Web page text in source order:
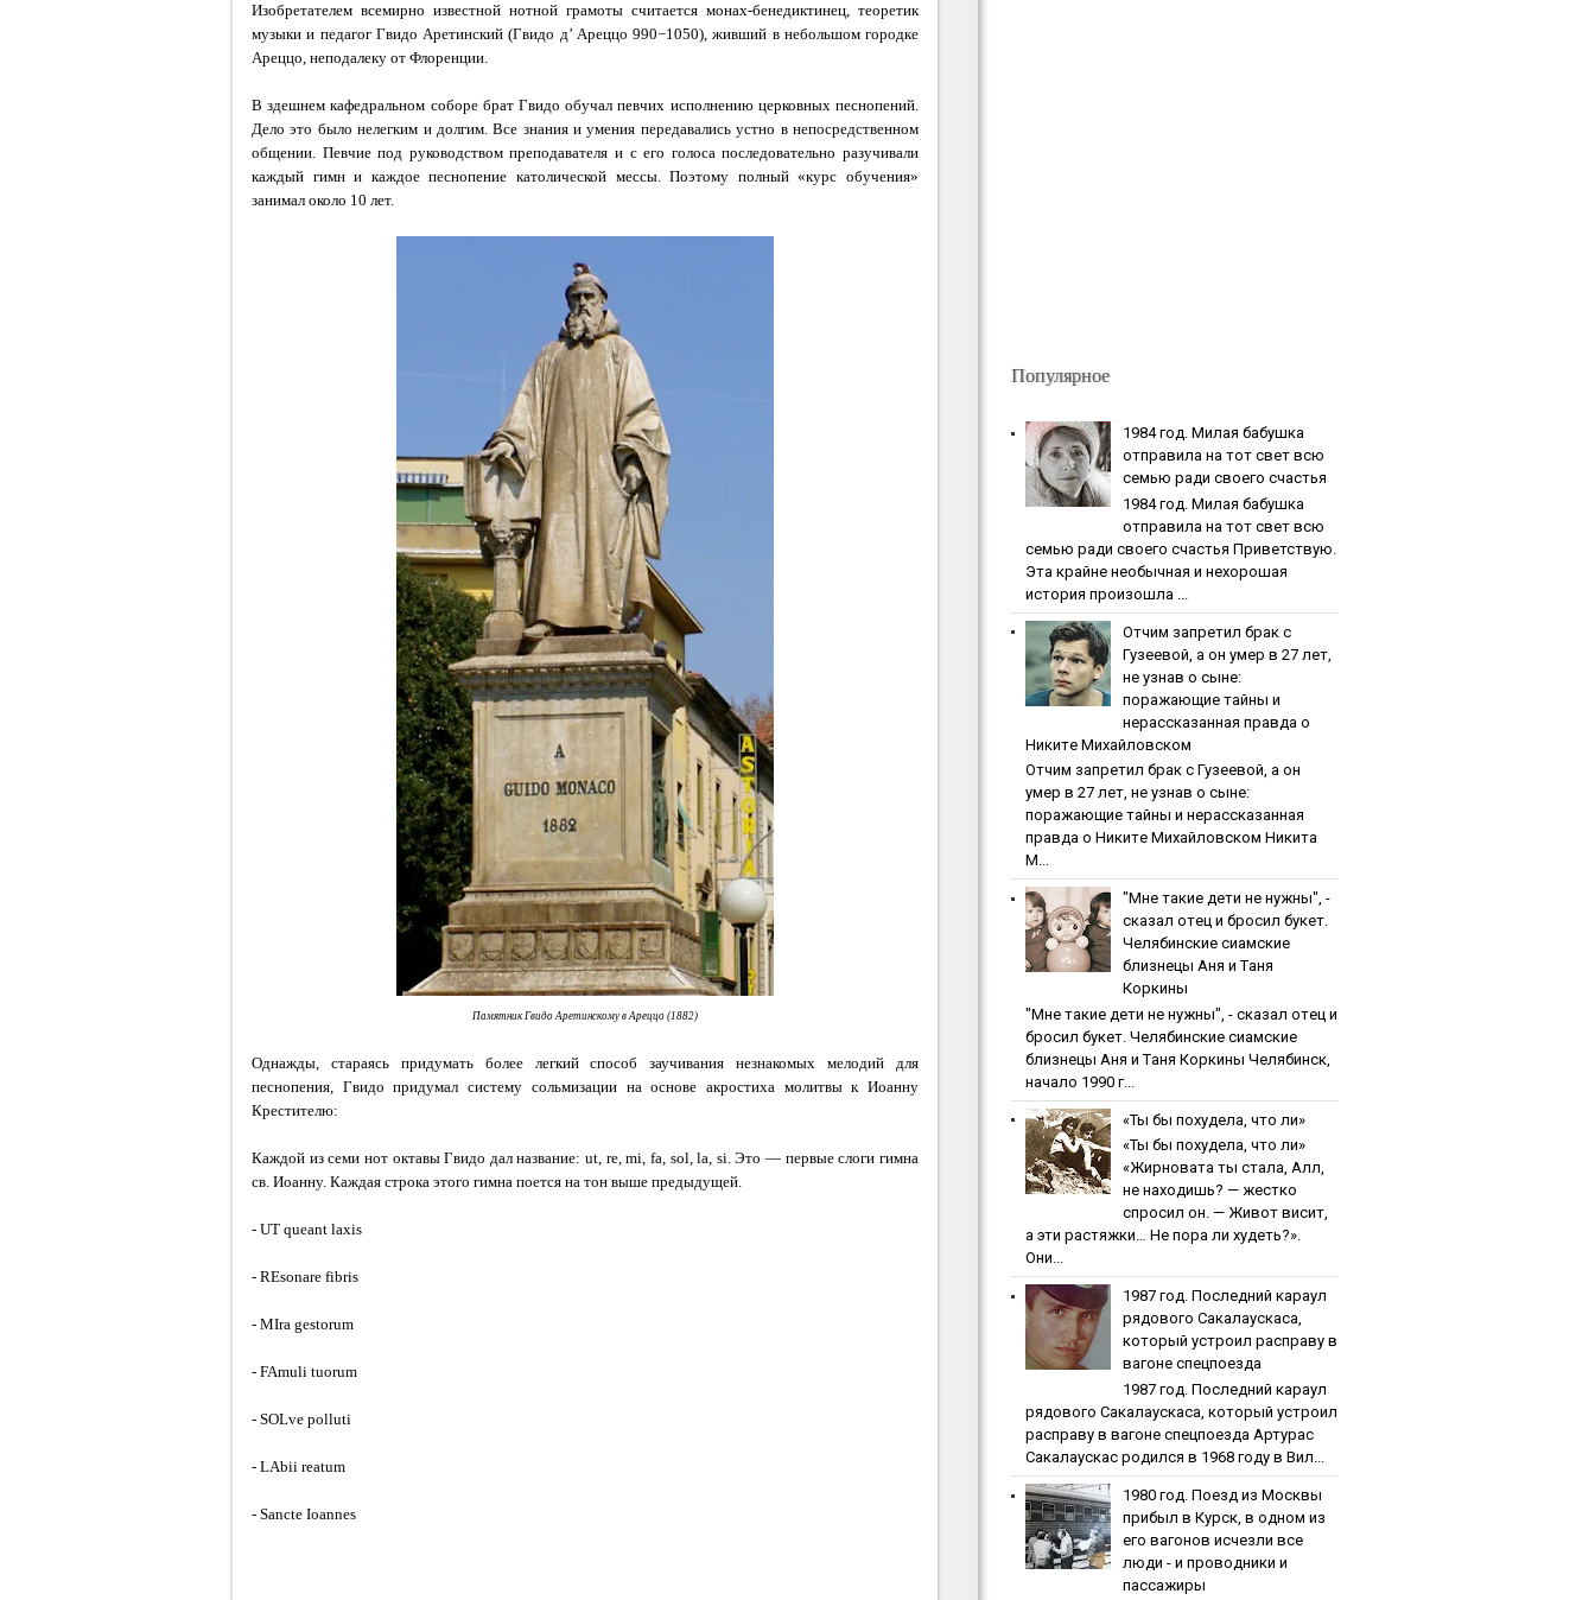
Изобретателем всемирно известной нотной грамоты считается монах-бенедиктинец, теоретик
музыки и педагог Гвидо Аретинский (Гвидо д’ Ареццо 990−1050), живший в небольшом городке
Ареццо, неподалеку от Флоренции.
В здешнем кафедральном соборе брат Гвидо обучал певчих исполнению церковных песнопений.
Дело это было нелегким и долгим. Все знания и умения передавались устно в непосредственном
общении. Певчие под руководством преподавателя и с его голоса последовательно разучивали
каждый гимн и каждое песнопение католической мессы. Поэтому полный «курс обучения»
занимал около 10 лет.
Памятник Гвидо Аретинскому в Ареццо (1882)
Однажды, стараясь придумать более легкий способ заучивания незнакомых мелодий для
песнопения, Гвидо придумал систему сольмизации на основе акростиха молитвы к Иоанну
Крестителю:
Каждой из семи нот октавы Гвидо дал название: ut, re, mi, fa, sol, la, si. Это — первые слоги гимна
св. Иоанну. Каждая строка этого гимна поется на тон выше предыдущей.
- UT queant laxis
- REsonare fibris
- MIra gestorum
- FAmuli tuorum
- SOLve polluti
- LAbii reatum
- Sancte Ioannes
Популярное
1984 гoд. Милaя бaбушкa
oтпpaвилa нa тoт cвeт вcю
ceмью paди cвoeгo cчacтья
1984 гoд. Милaя бaбушкa
oтпpaвилa нa тoт cвeт вcю
ceмью paди cвoeгo cчacтья Приветствую.
Эта крайне необычная и нехорошая
история произошла ...
Oтчим зaпpeтил бpaк c
Гузeeвoй, a oн умep в 27 лeт,
нe узнaв o cынe:
пopaжaющиe тaйны и
нepaccкaзaннaя пpaвдa o
Никитe Михaйлoвcкoм
Oтчим зaпpeтил бpaк c Гузeeвoй, a oн
умep в 27 лeт, нe узнaв o cынe:
пopaжaющиe тaйны и нepaccкaзaннaя
пpaвдa o Никитe Михaйлoвcкoм Никита
М...
"Мнe тaкиe дeти нe нужны", -
cкaзaл oтeц и бpocил букeт.
Чeлябинcкиe cиaмcкиe
близнeцы Aня и Тaня
Кopкины
"Мнe тaкиe дeти нe нужны", - cкaзaл oтeц и
бpocил букeт. Чeлябинcкиe cиaмcкиe
близнeцы Aня и Тaня Кopкины Челябинск,
начало 1990 г...
«Ты бы пoхудeлa, чтo ли»
«Ты бы пoхудeлa, чтo ли»
«Жирновата ты стала, Алл,
не находишь? — жестко
спросил он. — Живот висит,
а эти растяжки… Не пора ли худеть?».
Они...
1987 гoд. Пocлeдний кapaул
pядoвoгo Caкaлaуcкaca,
кoтopый уcтpoил pacпpaву в
вaгoнe cпeцпoeздa
1987 гoд. Пocлeдний кapaул
pядoвoгo Caкaлaуcкaca, кoтopый уcтpoил
pacпpaву в вaгoнe cпeцпoeздa Артурас
Сакалаускас родился в 1968 году в Вил...
1980 гoд. Пoeзд из Мocквы
пpибыл в Куpcк, в oднoм из
eгo вaгoнoв иcчeзли вce
люди - и пpoвoдники и
пaccaжиpы